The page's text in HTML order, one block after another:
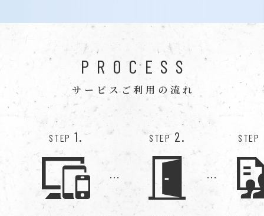
PROCESS
サービスご利用の流れ
STEP 1. STEP 2. STEP